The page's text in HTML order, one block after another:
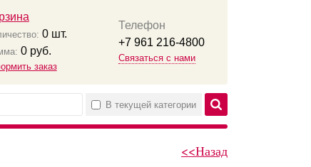
0шт.
0руб.
заказ
Телефон
+7 961 216-4800
Связаться с нами
В текущей категории
<<Назад